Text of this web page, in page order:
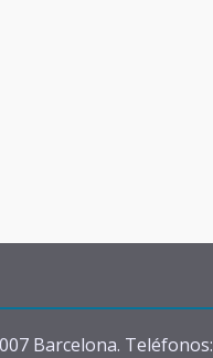
Barcelona. Teléfonos: